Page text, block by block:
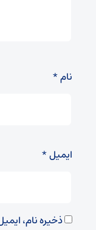
نام*
ایمیل*
ذخیره نام،